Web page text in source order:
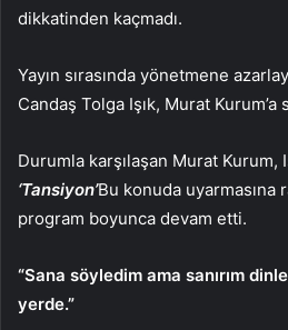
dikkatinden kaçmadı.
Yayın sırasında yönetmene
Candaş Tolga Işık, Murat
Durumla karşılaşan Murat Kurum,
‘Tansiyon’Bu konuda uyarmasına
program boyunca devam etti.
“Sana söyledim ama sanırım
yerde.”